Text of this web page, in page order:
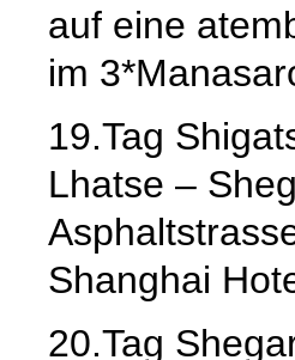
auf eine
im
19.Tag
Lhatse –
Shanghai
20.Tag